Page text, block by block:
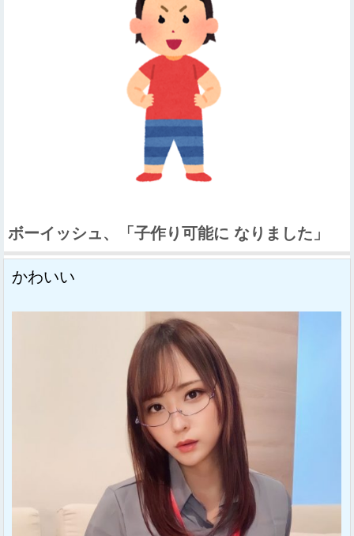
ボーイッシュ、「子作り可能に なりました」
かわいい